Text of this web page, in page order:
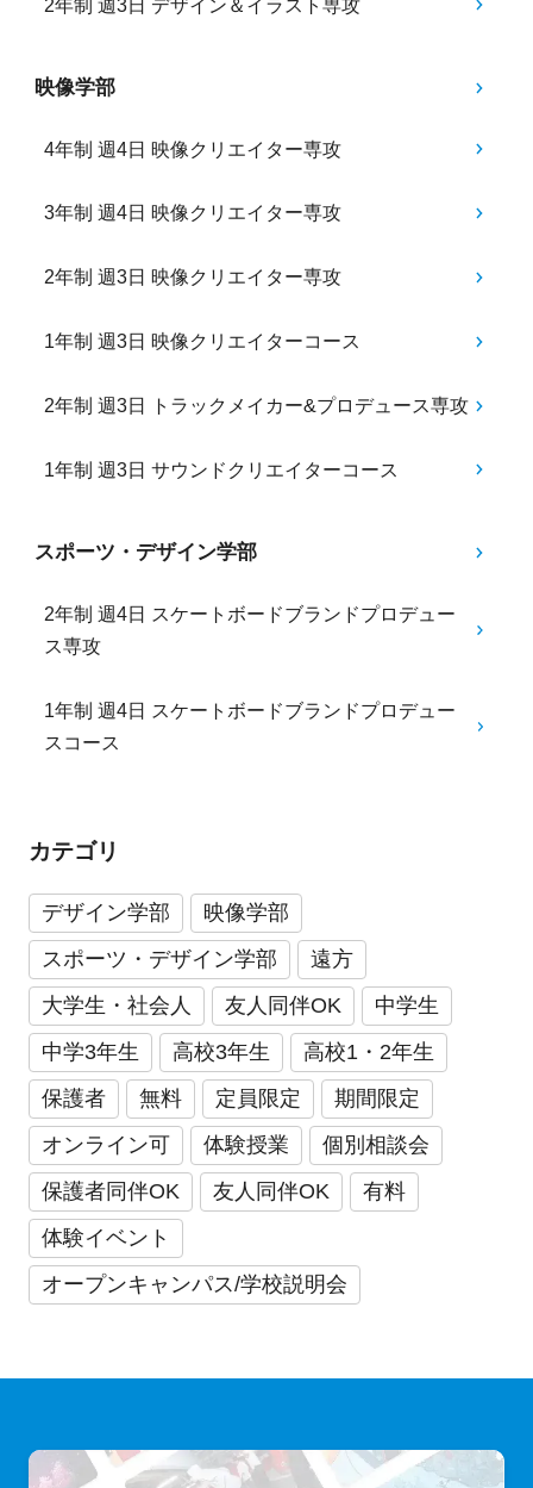
2年制 週3日 デザイン＆イラスト専攻
映像学部
4年制 週4日 映像クリエイター専攻
3年制 週4日 映像クリエイター専攻
2年制 週3日 映像クリエイター専攻
1年制 週3日 映像クリエイターコース
2年制 週3日 トラックメイカー&プロデュース専攻
1年制 週3日 サウンドクリエイターコース
スポーツ・デザイン学部
2年制 週4日 スケートボードブランドプロデュー
ス専攻
1年制 週4日 スケートボードブランドプロデュー
スコース
カテゴリ
デザイン学部
映像学部
スポーツ・デザイン学部
遠方
大学生・社会人
友人同伴OK
中学生
中学3年生
高校3年生
高校1・2年生
保護者
無料 定員限定
期間限定
オンライン可
体験授業
個別相談会
保護者同伴OK
友人同伴OK
有料
体験イベント
オープンキャンパス/学校説明会